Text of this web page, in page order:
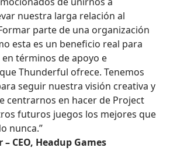
nuestra larga relación al
parte de una organización
esta es un beneficio real para
términos de apoyo e
Thunderful ofrece. Tenemos
seguir nuestra visión creativa y
centrarnos en hacer de Project
futuros juegos los mejores que
nunca.”
CEO, Headup Games